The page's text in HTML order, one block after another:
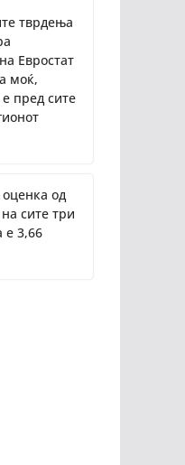
тврдења
Евростат
моќ,
пред сите
од
сите три
е 3,66